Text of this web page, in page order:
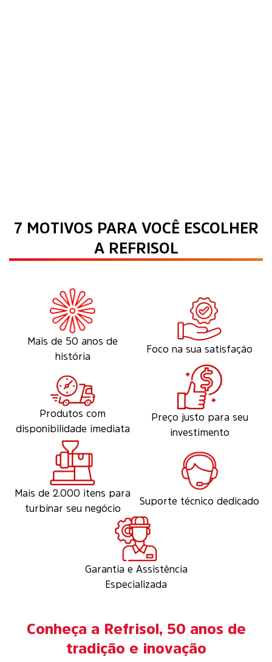
7 MOTIVOS PARA VOCÊ ESCOLHER
A REFRISOL
Mais de 50 anos de
história
Foco na sua satisfação
Produtos com
disponibilidade imediata
Preço justo para seu
investimento
Mais de 2.000 itens para
turbinar seu negócio
Suporte técnico dedicado
Garantia e Assistência
Especializada
Conheça a Refrisol, 50 anos de
tradição e inovação